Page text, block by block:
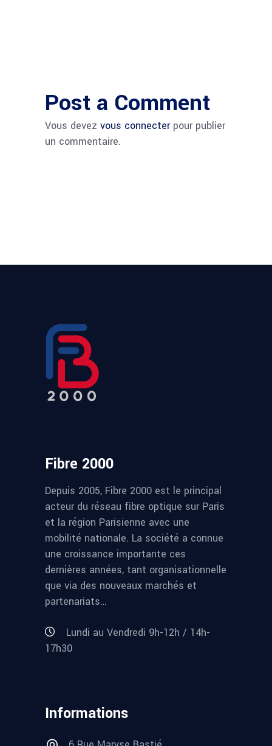
Post a Comment
Vous devez vous connecterpour publier
un commentaire.
Fibre 2000
Depuis 2005, Fibre 2000 est le principal
acteur du réseau fibre optique sur Paris
et la région Parisienne avec une
mobilité nationale. La société a connue
une croissance importante ces
dernières années, tant organisationnelle
que via des nouveaux marchés et
partenariats…
Lundi au Vendredi 9h-12h / 14h-
17h30
Informations